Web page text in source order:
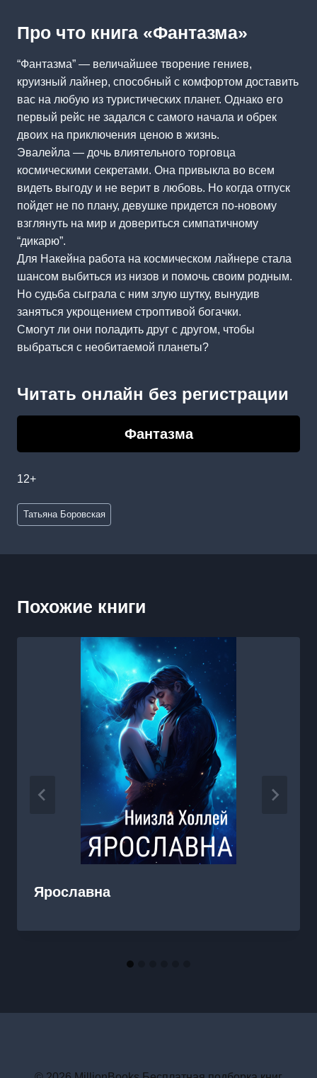
Про что книга «Фантазма»
“Фантазма” — величайшее творение гениев,
круизный лайнер, способный с комфортом доставить
вас на любую из туристических планет. Однако его
первый рейс не задался с самого начала и обрек
двоих на приключения ценою в жизнь.
Эвалейла — дочь влиятельного торговца
космическими секретами. Она привыкла во всем
видеть выгоду и не верит в любовь. Но когда отпуск
пойдет не по плану, девушке придется по-новому
взглянуть на мир и довериться симпатичному
“дикарю”.
Для Накейна работа на космическом лайнере стала
шансом выбиться из низов и помочь своим родным.
Но судьба сыграла с ним злую шутку, вынудив
заняться укрощением строптивой богачки.
Смогут ли они поладить друг с другом, чтобы
выбраться с необитаемой планеты?
Читать онлайн без регистрации
Фантазма
12+
Метки
записи:
Татьяна Боровская
Похожие книги
Ярославна